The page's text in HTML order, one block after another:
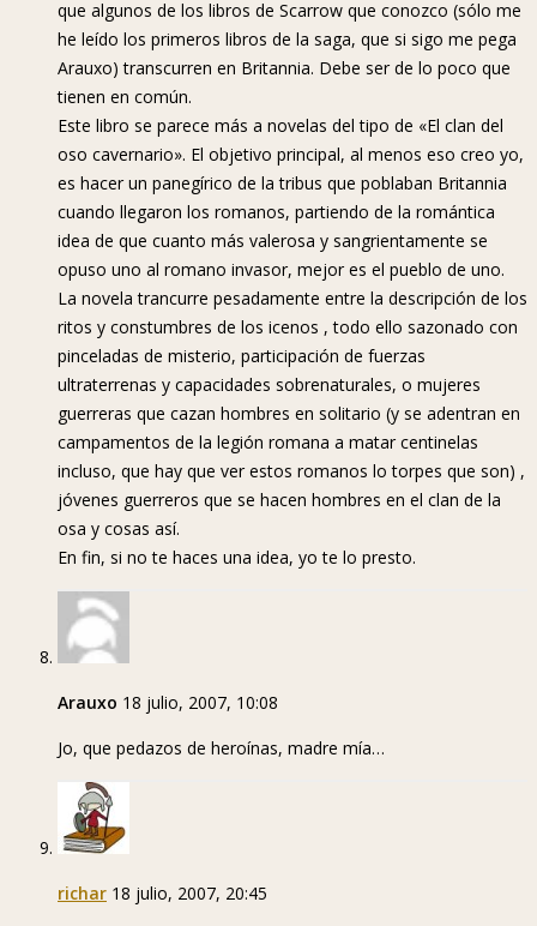
que algunos de los libros de Scarrow que conozco (sólo me
he leído los primeros libros de la saga, que si sigo me pega
Arauxo) transcurren en Britannia. Debe ser de lo poco que
tienen en común.
Este libro se parece más a novelas del tipo de «El clan del
oso cavernario». El objetivo principal, al menos eso creo yo,
es hacer un panegírico de la tribus que poblaban Britannia
cuando llegaron los romanos, partiendo de la romántica
idea de que cuanto más valerosa y sangrientamente se
opuso uno al romano invasor, mejor es el pueblo de uno.
La novela trancurre pesadamente entre la descripción de los
ritos y constumbres de los icenos , todo ello sazonado con
pinceladas de misterio, participación de fuerzas
ultraterrenas y capacidades sobrenaturales, o mujeres
guerreras que cazan hombres en solitario (y se adentran en
campamentos de la legión romana a matar centinelas
incluso, que hay que ver estos romanos lo torpes que son) ,
jóvenes guerreros que se hacen hombres en el clan de la
osa y cosas así.
En fin, si no te haces una idea, yo te lo presto.
Arauxo 18 julio, 2007, 10:08
Jo, que pedazos de heroínas, madre mía…
richar 18 julio, 2007, 20:45